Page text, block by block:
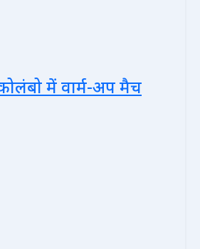
में वार्म-अप मैच